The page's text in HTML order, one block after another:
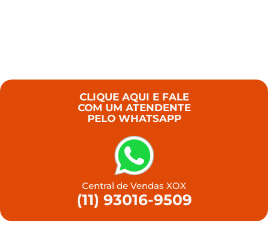
CLIQUE AQUI E FALE
COM UM ATENDENTE
PELO WHATSAPP
Central de Vendas XOX
(11) 93016-9509